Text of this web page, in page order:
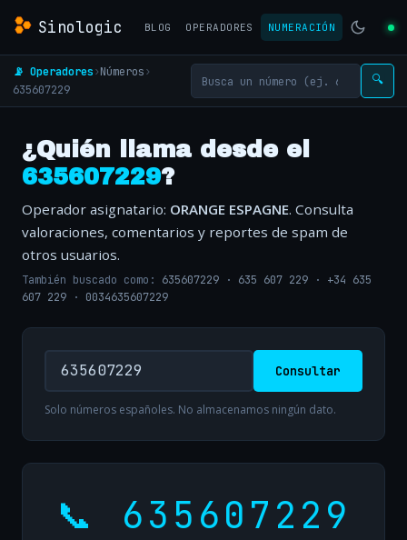
Sinologic BLOG OPERADORES NUMERACIÓN
📡 Operadores›Números›
635607229
🔍
¿Quién llama desde el
635607229?
Operador asignatario: ORANGE ESPAGNE. Consulta
valoraciones, comentarios y reportes de spam de
otros usuarios.
También buscado como: 635607229 · 635 607 229 · +34 635
607 229 · 0034635607229
Consultar
Solo números españoles. No almacenamos ningún dato.
📞 635607229